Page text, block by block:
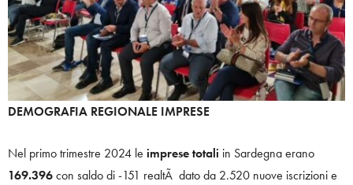
DEMOGRAFIA REGIONALE IMPRESE
Nel primo trimestre 2024 le imprese totali in Sardegna erano
169.396con saldo di -151 realtÃ dato da 2.520 nuove iscrizioni e